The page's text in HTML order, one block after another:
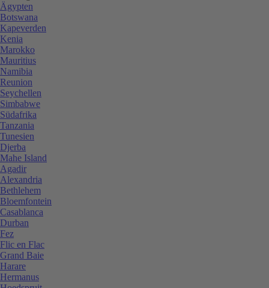
Ägypten
Botswana
Kapeverden
Kenia
Marokko
Mauritius
Namibia
Reunion
Seychellen
Simbabwe
Südafrika
Tanzania
Tunesien
Djerba
Mahe Island
Agadir
Alexandria
Bethlehem
Bloemfontein
Casablanca
Durban
Fez
Flic en Flac
Grand Baie
Harare
Hermanus